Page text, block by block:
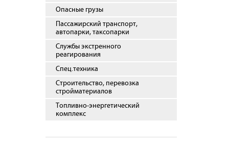
Опасные грузы
Пассажирский транспорт,
автопарки, таксопарки
Службы экстренного
реагирования
Спец.техника
Строительство, перевозка
стройматериалов
Топливно-энергетический
комплекс